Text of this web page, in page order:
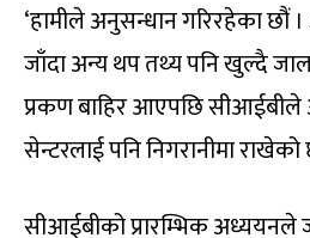
‘हामीले अनुसन्धान गरिरहेका
जाँदा अन्य थप तथ्य पनि खुल्दै
प्रकण बाहिर आएपछि
सेन्टरलाई पनि निगरानीमा राखेको
सीआईबीको प्रारम्भिक अध्ययनले